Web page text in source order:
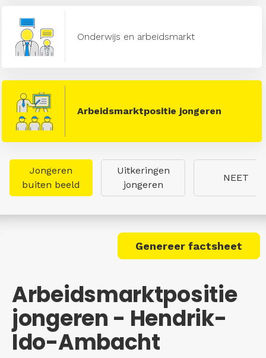
Onderwijs en arbeidsmarkt
Arbeidsmarktpositie jongeren
Jongeren
buiten beeld
Uitkeringen
jongeren
NEET
Genereer factsheet
Arbeidsmarktpositie
jongeren - Hendrik-
Ido-Ambacht